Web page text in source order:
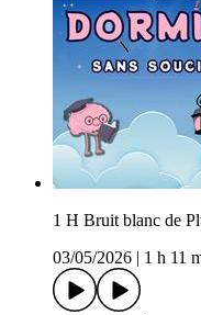
1 H Bruit blanc de
03/05/2026
1 h 11